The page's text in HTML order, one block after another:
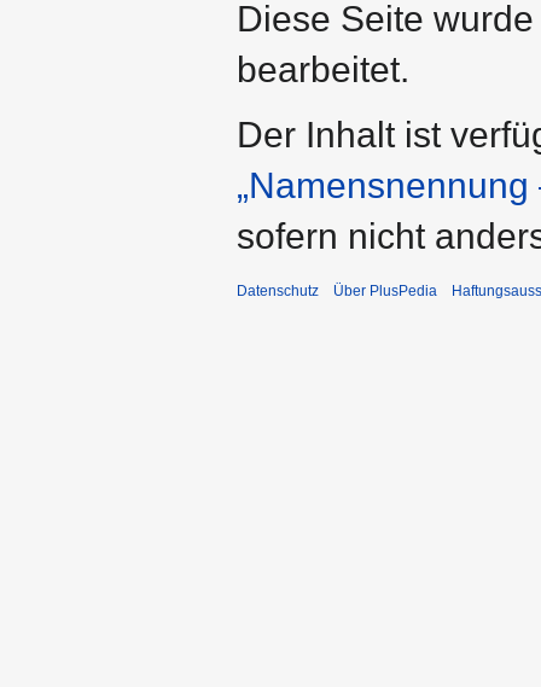
Diese Seite
bearbeitet.
Der Inhalt ist
sofern nicht
Datenschutz Über PlusPedia